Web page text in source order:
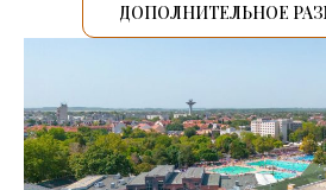
ДОПОЛНИТЕЛЬНОЕ